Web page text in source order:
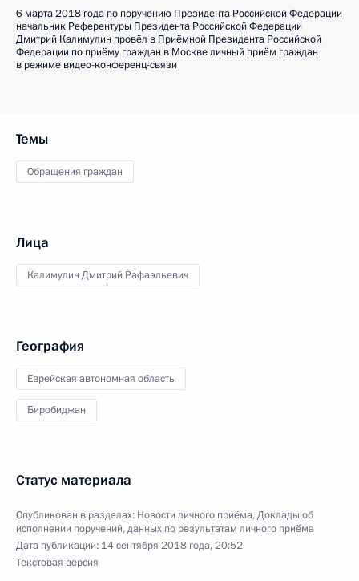
6 марта 2018 года по поручению Президента Российской Федерации
начальник Референтуры Президента Российской Федерации
Дмитрий Калимулин провёл в Приёмной Президента Российской
Федерации по приёму граждан в Москве личный приём граждан
в режиме видео-конференц-связи
Темы
Обращения граждан
Лица
Калимулин Дмитрий Рафаэльевич
География
Еврейская автономная область
Биробиджан
Статус материала
Опубликован в разделах: Новости личного приёма,Доклады об
исполнении поручений, данных по результатам личного приёма
Дата публикации: 14 сентября 2018 года, 20:52
Текстовая версия